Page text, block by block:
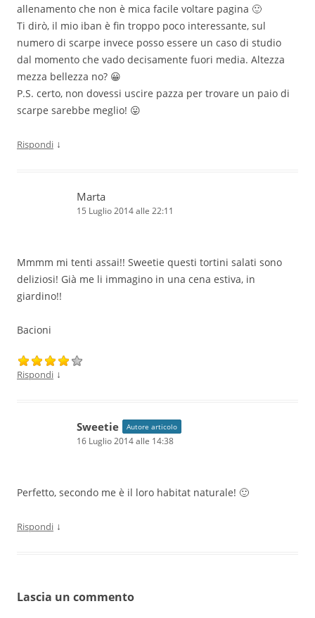
allenamento che non è mica facile voltare pagina 🙂
Ti dirò, il mio iban è fin troppo poco interessante, sul
numero di scarpe invece posso essere un caso di studio
dal momento che vado decisamente fuori media. Altezza
mezza bellezza no? 😀
P.S. certo, non dovessi uscire pazza per trovare un paio di
scarpe sarebbe meglio! 😛
Rispondi ↓
Marta
15 Luglio 2014 alle 22:11
Mmmm mi tenti assai!! Sweetie questi tortini salati sono
deliziosi! Già me li immagino in una cena estiva, in
giardino!!
Bacioni
Rispondi ↓
Sweetie Autore articolo
16 Luglio 2014 alle 14:38
Perfetto, secondo me è il loro habitat naturale! 🙂
Rispondi ↓
Lascia un commento